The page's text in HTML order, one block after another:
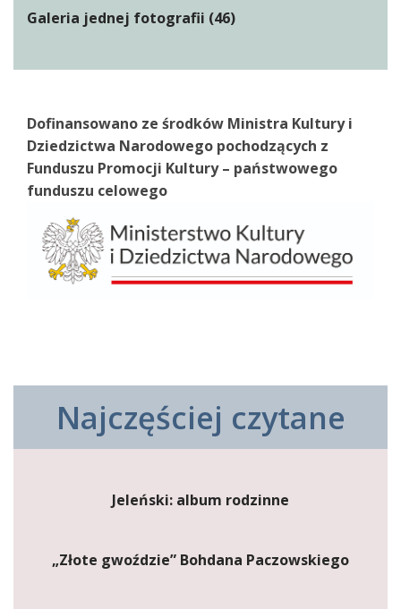
Galeria jednej fotografii (46)
Dofinansowano ze środków Ministra Kultury i
Dziedzictwa Narodowego pochodzących z
Funduszu Promocji Kultury – państwowego
funduszu celowego
Najczęściej czytane
Jeleński: album rodzinne
„Złote gwoździe” Bohdana Paczowskiego